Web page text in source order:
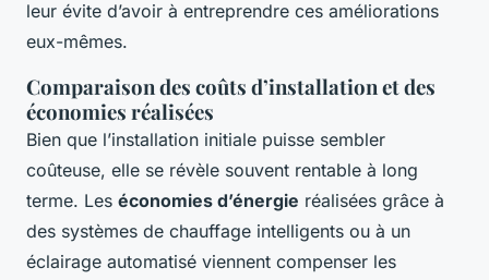
leur évite d’avoir à entreprendre ces améliorations
eux-mêmes.
Comparaison des coûts d’installation et des
économies réalisées
Bien que l’installation initiale puisse sembler
coûteuse, elle se révèle souvent rentable à long
terme. Les économies d’énergie réalisées grâce à
des systèmes de chauffage intelligents ou à un
éclairage automatisé viennent compenser les